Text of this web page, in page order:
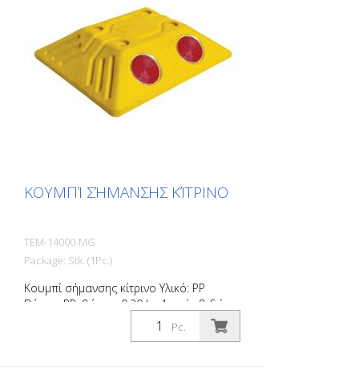
ΚΟΥΜΠΊ ΣΉΜΑΝΣΗΣ ΚΊΤΡΙΝΟ
TEM-14000-MG
Package: Stk. (1Pc.)
Κουμπί σήμανσης κίτρινο Υλικό: PP
Βάρος: PP: βάρος: 0,20 kg 4 οπές βιδών
Χωρίς υλικό στερέωσης Για εύκολη
οριοθέτηση χώρων στάθμευσης ή χώρων
Pc.